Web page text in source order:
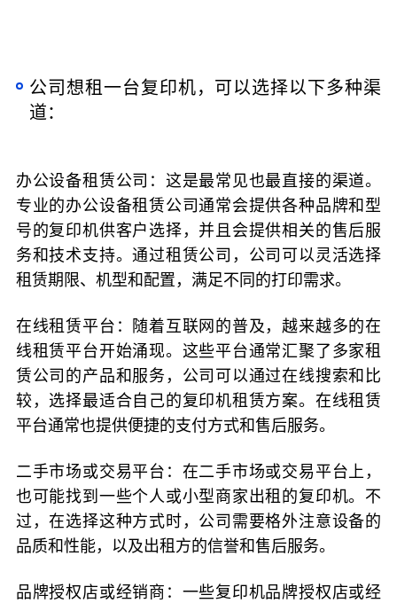
公司想租一台复印机，可以选择以下多种渠
道：
办公设备租赁公司：这是最常见也最直接的渠道。
专业的办公设备租赁公司通常会提供各种品牌和型
号的复印机供客户选择，并且会提供相关的售后服
务和技术支持。通过租赁公司，公司可以灵活选择
租赁期限、机型和配置，满足不同的打印需求。
在线租赁平台：随着互联网的普及，越来越多的在
线租赁平台开始涌现。这些平台通常汇聚了多家租
赁公司的产品和服务，公司可以通过在线搜索和比
较，选择最适合自己的复印机租赁方案。在线租赁
平台通常也提供便捷的支付方式和售后服务。
二手市场或交易平台：在二手市场或交易平台上，
也可能找到一些个人或小型商家出租的复印机。不
过，在选择这种方式时，公司需要格外注意设备的
品质和性能，以及出租方的信誉和售后服务。
品牌授权店或经销商：一些复印机品牌授权店或经